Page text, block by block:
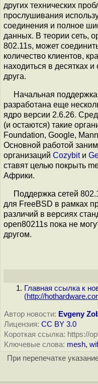
других технических
прослушивания
соединения и полное
данных. В теории сеть,
802.11s, может
количество клиентов,
находиться в десятках и
друга.
Начальная
разработана еще
ядро версии 2.6.26.
(и остаются) такие
Foundation, Google,
Основной работой
организаций Cozybitи
ставят целью покрыть
Африки.
Поддержка сетей
для FreeBSD в рамках
различий в версиях
open80211s пока не
другом.
Главная ссылка к
(http://
Автор новости: Evgeny
Лицензия: CC BY 3.0
Короткая ссылка: https://
Ключевые слова: mesh,
При перепечатке